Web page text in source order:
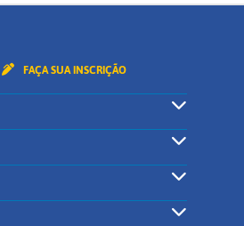
FAÇA SUA INSCRIÇÃO